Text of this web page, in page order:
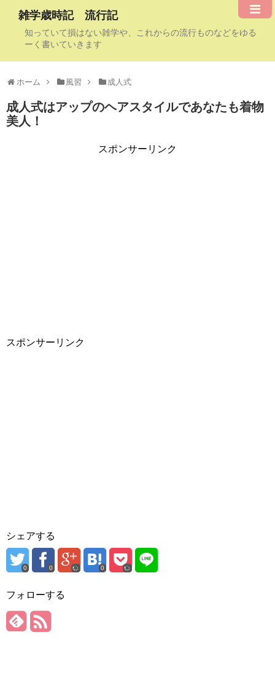
雑学歳時記 流行記
知っていて損はない雑学や、これからの流行ものなどをゆる
ーく書いていきます
ホーム 風習 成人式
成人式はアップのヘアスタイルであなたも着物
美人！
スポンサーリンク
スポンサーリンク
シェアする
0 0 0
フォローする